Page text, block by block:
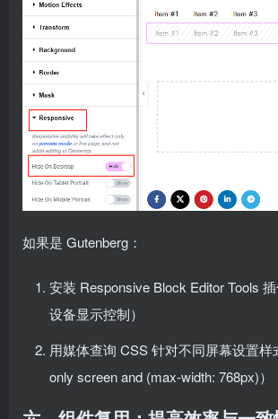
如果是 Gutenberg：
安装 Responsive Block Editor Tools
设备显示控制）
用媒体查询 CSS 针对不同屏幕设置样
only screen and (max-width: 768px)）